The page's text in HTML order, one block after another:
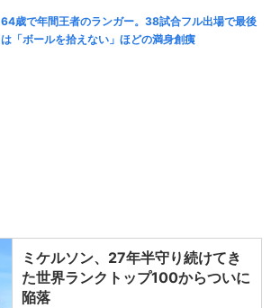
64歳で年間王者のランガー。38試合フル出場で最後
は「ボールを拾えない」ほどの満身創痍
ミケルソン、27年半守り続けてき
た世界ランクトップ100からついに
陥落